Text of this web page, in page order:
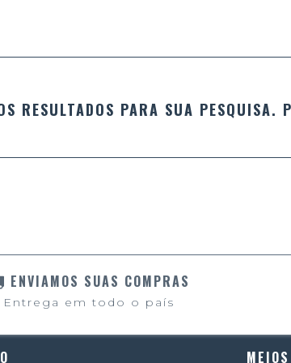
RESULTADOS PARA SUA PESQUISA.
ENVIAMOS SUAS COMPRAS
Entrega em todo o país